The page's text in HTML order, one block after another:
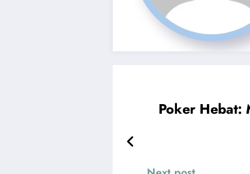
Poker Hebat: